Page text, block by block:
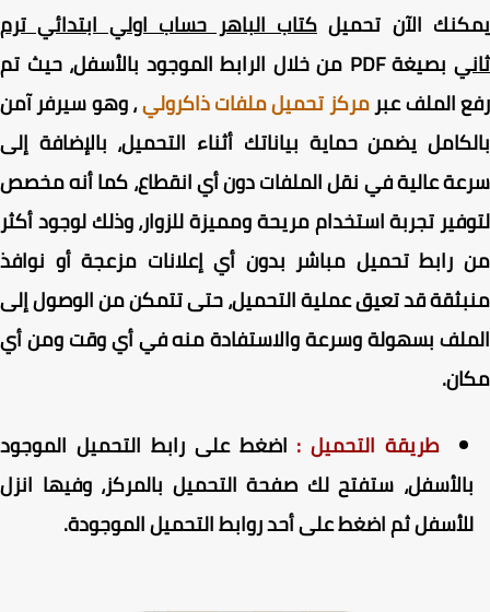
الآن تحميلكتاب الباهر حساب اولي ابتدائي ترم
بصيغة PDF من خلال الرابط الموجود بالأسفل، حيث تم
الملفعبرمركز تحميل ملفات ذاكرولي، وهو سيرفر آمن
يضمن حماية بياناتك أثناء التحميل، بالإضافة إلى
عالية في نقل الملفات دون أي انقطاع، كما أنه مخصص
تجربة استخدام مريحة ومميزة للزوار، وذلك لوجود أكثر
رابط تحميل مباشر بدون أي إعلانات مزعجة أو نوافذ
قد تعيق عملية التحميل، حتى تتمكن من الوصول إلى
بسهولة وسرعة والاستفادة منه في أي وقت ومن أي
.
طريقة التحميل :اضغط على رابط التحميل الموجود
ستفتح لك صفحة التحميل بالمركز، وفيها انزل
ثم اضغط على أحد روابط التحميل الموجودة.